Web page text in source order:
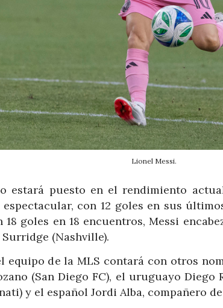
Lionel Messi.
estará puesto en el rendimiento
con 12 goles en sus
18 goles en 18 encuentros, Messi
(Nashville).
equipo de la MLS contará con otros
(San Diego FC), el uruguayo
y el español Jordi Alba, compañero